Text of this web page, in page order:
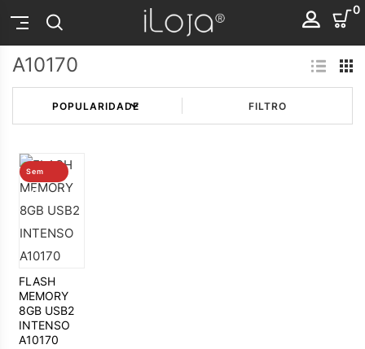
0
A10170
FILTRO
Sem
stock
FLASH
MEMORY
8GB USB2
INTENSO
A10170